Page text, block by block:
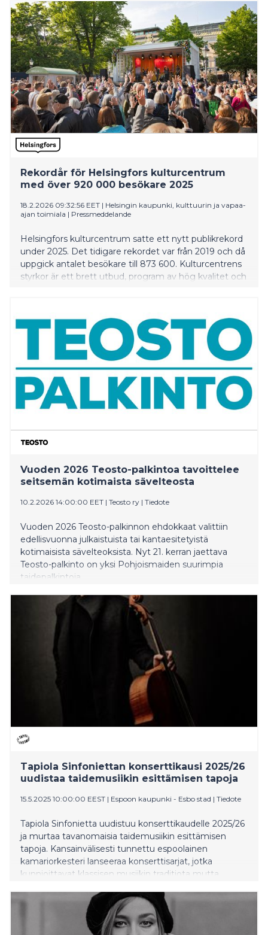
jameihin.
Rekordår för Helsingfors kulturcentrum
med över 920 000 besökare 2025
18.2.2026 09:32:56 EET | Helsingin kaupunki, kulttuurin ja vapaa-
ajan toimiala | Pressmeddelande
Helsingfors kulturcentrum satte ett nytt publikrekord
under 2025. Det tidigare rekordet var från 2019 och då
uppgick antalet besökare till 873 600. Kulturcentrens
styrkor är ett brett utbud, program av hög kvalitet och
Vuoden 2026 Teosto-palkintoa tavoittelee
seitsemän kotimaista sävelteosta
10.2.2026 14:00:00 EET | Teosto ry | Tiedote
Vuoden 2026 Teosto-palkinnon ehdokkaat valittiin
edellisvuonna julkaistuista tai kantaesitetyistä
kotimaisista sävelteoksista. Nyt 21. kerran jaettava
Teosto-palkinto on yksi Pohjoismaiden suurimpia
taidepalkintoja.
Tapiola Sinfoniettan konserttikausi 2025/26
uudistaa taidemusiikin esittämisen tapoja
15.5.2025 10:00:00 EEST | Espoon kaupunki - Esbo stad | Tiedote
Tapiola Sinfonietta uudistuu konserttikaudelle 2025/26
ja murtaa tavanomaisia taidemusiikin esittämisen
tapoja. Kansainvälisesti tunnettu espoolainen
kamariorkesteri lanseeraa konserttisarjat, jotka
kunnioittavat klassisen musiikin traditiota mutta
Orkesterin uutena taiteellisena partnerina aloittaa
sellisti Nicolas Altstaedt.